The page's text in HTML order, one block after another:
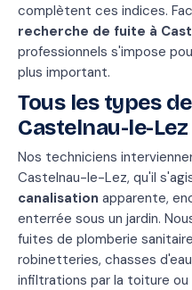
complètent ces indices.
recherche de fuite à
professionnels s'impose
plus important.
Tous les types
Castelnau-le-Lez
Nos techniciens
Castelnau-le-Lez, qu'il
canalisation apparente,
enterrée sous un jardin.
fuites de plomberie
robinetteries, chasses
infiltrations par la toiture